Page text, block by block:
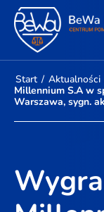
Start / Aktualności
Millennium S.A w
Warszawa, sygn.